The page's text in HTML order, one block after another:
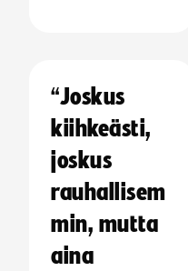
“Joskus
kiihkeästi,
joskus
rauhallisem
min, mutta
aina